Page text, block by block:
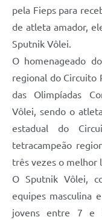
Contas Públicas
Links
Telefones Úteis
Termos de Uso &
pela Fieps para
de atleta amador,
Sputnik Vôlei.
O homenageado
regional do Circuito
das Olimpíadas
Vôlei, sendo o
estadual do
tetracampeão
três vezes o melhor
O Sputnik Vôlei,
equipes masculina
jovens entre 7 e